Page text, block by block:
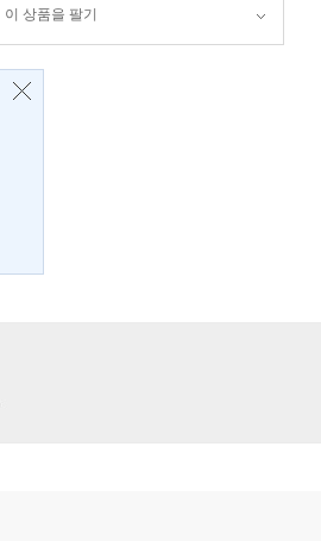
이 상품을 팔기